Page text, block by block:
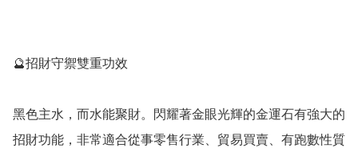
🔮招財守禦雙重功效
黑色主水，而水能聚財。閃耀著金眼光輝的金運石有強大的
招財功能，非常適合從事零售行業、貿易買賣、有跑數性質